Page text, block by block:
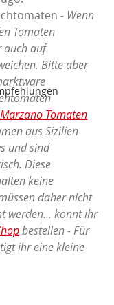
- Wenn
Tomaten
auch auf
Bitte aber
Tomaten
aus Sizilien
und sind
Diese
keine
daher nicht
werden... könnt ihr
bestellen - Für
ihr eine kleine